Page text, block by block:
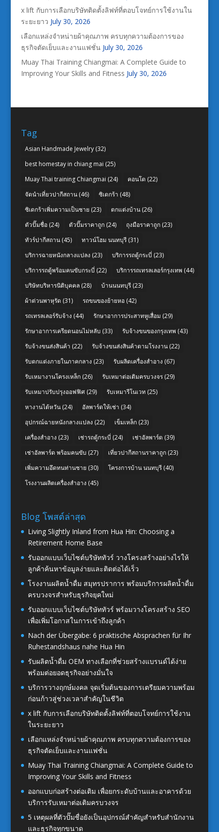
x lift กับการเลือกบริษัทติดตั้งลิฟท์ที่ตอบโจทย์การใช้งานใน
ระยะยาว July 30, 2026
เลือกแหล่งจำหน่ายผ้าคุณภาพ ครบทุกความต้องการของ
ธุรกิจตัดเย็บและงานแฟชั่น July 30, 2026
Muay Thai Training Chiangmai: A Complete Guide to
Improving Your Skills and Fitness July 30, 2026
Tag
Asian Handmade Jewelry(32)
best homestay in chiang mai (25)
Muay Thai training Chiangmai (24) คอนโด (22)
จัดนำเที่ยวปากีสถาน(46) ซิเดกร้า (48)
ซิเดกร้าเพิ่มความเป็นชาย (23) ตกแต่งบ้าน(26)
ตัวปั๊มชื่อ(24) ตัวปั๊มราคาถูก(24) ถุงมือราคาถูก(23)
ทัวร์ปากีสถาน(45) ทาวน์โฮม นนทบุรี(31)
บริการฉายหนังกลางแปลง (23) บริการรถตู้กระบี่ (23)
บริการรถตู้พร้อมคนขับกระบี่ (22) บริการรถเทรลเลอร์กรุงเทพ (44)
บริษัทบริหารนิติบุคคล(28) บ้านนนทบุรี(23)
ผ้าต่วนพาหุรัด (31) รถขนของย้ายหอ(42)
รถเทรลเลอร์รับจ้าง (44) รักษาอาการประสาทหูเสื่อม (29)
รักษาอาการเครียดนอนไม่หลับ (33) รับจ้างขนของกรุงเทพ (43)
รับจ้างขนส่งสินค้า (22) รับจ้างขนส่งสินค้าตามโรงงาน(22)
รับตกแต่งภายในภาคกลาง (23) รับผลิตเครื่องสำอาง (67)
รับเหมางานโครงเหล็ก(26) รับเหมาต่อเติมครบวงจร(29)
รับเหมาปรับปรุงออฟฟิศ(29) รับเหมารีโนเวท (25)
หางานไต้หวัน(24) อัลพาร์ดให้เช่า (34)
อุปกรณ์ฉายหนังกลางแปลง (22) เข็มเหล็ก(23)
เครื่องสำอาง (23) เช่ารถตู้กระบี่ (24) เช่าอัลพาร์ด (39)
เช่าอัลพาร์ด พร้อมคนขับ (27) เที่ยวปากีสถานราคาถูก(23)
เพิ่มความอึดทนท่านชาย (30) โครงการบ้าน นนทบุรี(40)
โรงงานผลิตเครื่องสำอาง (45)
Blog โพสต์ล่าสุด
Living Slightly Inland from Hua Hin: Choosing a
Retirement Home Base
รับออกแบบเว็บไซต์บริษัททัวร์ วางโครงสร้างอย่างไรให้
ลูกค้าค้นหาข้อมูลง่ายและติดต่อได้เร็ว
โรงงานผลิตน้ำดื่ม สมุทรปราการ พร้อมบริการผลิตน้ำดื่ม
ครบวงจรสำหรับธุรกิจยุคใหม่
รับออกแบบเว็บไซต์บริษัททัวร์ พร้อมวางโครงสร้าง SEO
เพื่อเพิ่มโอกาสในการเข้าถึงลูกค้า
Nach der Übergabe: 6 praktische Absprachen für Ihr
Ruhestandshaus nahe Hua Hin
รับผลิตน้ำดื่ม OEM ทางเลือกที่ช่วยสร้างแบรนด์ได้ง่าย
พร้อมต่อยอดธุรกิจอย่างมั่นใจ
บริการวางฤกษ์มงคล จุดเริ่มต้นของการเตรียมความพร้อม
ก่อนก้าวสู่ช่วงเวลาสำคัญในชีวิต
x lift กับการเลือกบริษัทติดตั้งลิฟท์ที่ตอบโจทย์การใช้งาน
ในระยะยาว
เลือกแหล่งจำหน่ายผ้าคุณภาพ ครบทุกความต้องการของ
ธุรกิจตัดเย็บและงานแฟชั่น
Muay Thai Training Chiangmai: A Complete Guide to
Improving Your Skills and Fitness
ออกแบบก่อสร้างต่อเติม เพื่อยกระดับบ้านและอาคารด้วย
บริการรับเหมาต่อเติมครบวงจร
5 เหตุผลที่ตัวปั๊มชื่อยังเป็นอุปกรณ์สำคัญสำหรับสำนักงาน
และธุรกิจทุกขนาด